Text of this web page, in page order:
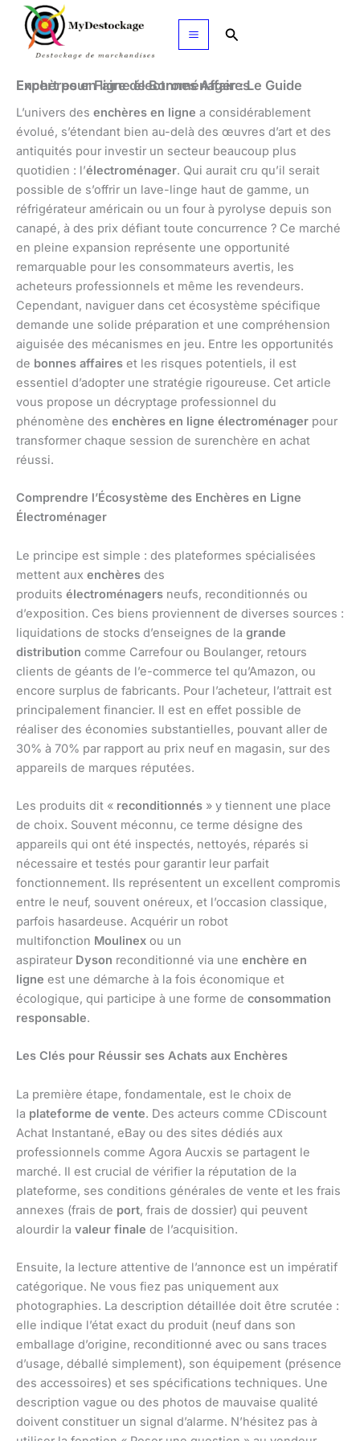
Aller
contenu
Rechercher
Enchères en ligne électroménager : Le Guide Expert pour Faire de Bonnes Affaires
L’univers des enchères en ligne a considérablement
évolué, s’étendant bien au-delà des œuvres d’art et des
antiquités pour investir un secteur beaucoup plus
quotidien : l’électroménager. Qui aurait cru qu’il serait
possible de s’offrir un lave-linge haut de gamme, un
réfrigérateur américain ou un four à pyrolyse depuis son
canapé, à des prix défiant toute concurrence ? Ce marché
en pleine expansion représente une opportunité
remarquable pour les consommateurs avertis, les
acheteurs professionnels et même les revendeurs.
Cependant, naviguer dans cet écosystème spécifique
demande une solide préparation et une compréhension
aiguisée des mécanismes en jeu. Entre les opportunités
de bonnes affaires et les risques potentiels, il est
essentiel d’adopter une stratégie rigoureuse. Cet article
vous propose un décryptage professionnel du
phénomène des enchères en ligne électroménager pour
transformer chaque session de surenchère en achat
réussi.
Comprendre l’Écosystème des Enchères en Ligne
Électroménager
Le principe est simple : des plateformes spécialisées
mettent aux enchères des
produits électroménagers neufs, reconditionnés ou
d’exposition. Ces biens proviennent de diverses sources :
liquidations de stocks d’enseignes de la grande
distribution comme Carrefour ou Boulanger, retours
clients de géants de l’e-commerce tel qu’Amazon, ou
encore surplus de fabricants. Pour l’acheteur, l’attrait est
principalement financier. Il est en effet possible de
réaliser des économies substantielles, pouvant aller de
30% à 70% par rapport au prix neuf en magasin, sur des
appareils de marques réputées.
Les produits dit « reconditionnés » y tiennent une place
de choix. Souvent méconnu, ce terme désigne des
appareils qui ont été inspectés, nettoyés, réparés si
nécessaire et testés pour garantir leur parfait
fonctionnement. Ils représentent un excellent compromis
entre le neuf, souvent onéreux, et l’occasion classique,
parfois hasardeuse. Acquérir un robot
multifonction Moulinex ou un
aspirateur Dyson reconditionné via une enchère en
ligne est une démarche à la fois économique et
écologique, qui participe à une forme de consommation
responsable.
Les Clés pour Réussir ses Achats aux Enchères
La première étape, fondamentale, est le choix de
la plateforme de vente. Des acteurs comme CDiscount
Achat Instantané, eBay ou des sites dédiés aux
professionnels comme Agora Aucxis se partagent le
marché. Il est crucial de vérifier la réputation de la
plateforme, ses conditions générales de vente et les frais
annexes (frais de port, frais de dossier) qui peuvent
alourdir la valeur finale de l’acquisition.
Ensuite, la lecture attentive de l’annonce est un impératif
catégorique. Ne vous fiez pas uniquement aux
photographies. La description détaillée doit être scrutée :
elle indique l’état exact du produit (neuf dans son
emballage d’origine, reconditionné avec ou sans traces
d’usage, déballé simplement), son équipement (présence
des accessoires) et ses spécifications techniques. Une
description vague ou des photos de mauvaise qualité
doivent constituer un signal d’alarme. N’hésitez pas à